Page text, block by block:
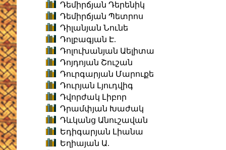
Դեմիրճյան Դերենիկ
Դեմիրճյան Պետրոս
Դիլանյան Նունե
Դոլբագյան Է.
Դոլուխանյան Աելիտա
Դոյդոյան Շուշան
Դուրգարյան Մարուքե
Դուրյան Լյուդվիգ
Դվորժակ Լիբոր
Դրամփյան Խաժակ
Դևկանց Անուշավան
Եդիգարյան Լիանա
Եղիայան Ա.